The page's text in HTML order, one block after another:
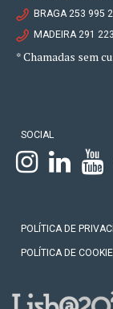
BRAGA 253 995
MADEIRA 291
* Chamadas sem
SOCIAL
POLÍTICA DE
POLÍTICA DE